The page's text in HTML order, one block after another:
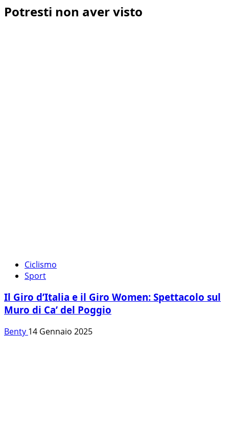
Potresti non aver visto
Ciclismo
Sport
Il Giro d’Italia e il Giro Women: Spettacolo sul
Muro di Ca’ del Poggio
Benty 14 Gennaio 2025